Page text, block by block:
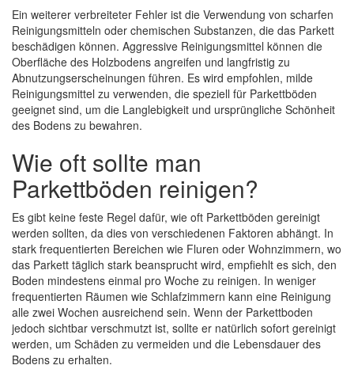
Ein weiterer verbreiteter Fehler ist die Verwendung von scharfen
Reinigungsmitteln oder chemischen Substanzen, die das Parkett
beschädigen können. Aggressive Reinigungsmittel können die
Oberfläche des Holzbodens angreifen und langfristig zu
Abnutzungserscheinungen führen. Es wird empfohlen, milde
Reinigungsmittel zu verwenden, die speziell für Parkettböden
geeignet sind, um die Langlebigkeit und ursprüngliche Schönheit
des Bodens zu bewahren.
Wie oft sollte man
Parkettböden reinigen?
Es gibt keine feste Regel dafür, wie oft Parkettböden gereinigt
werden sollten, da dies von verschiedenen Faktoren abhängt. In
stark frequentierten Bereichen wie Fluren oder Wohnzimmern, wo
das Parkett täglich stark beansprucht wird, empfiehlt es sich, den
Boden mindestens einmal pro Woche zu reinigen. In weniger
frequentierten Räumen wie Schlafzimmern kann eine Reinigung
alle zwei Wochen ausreichend sein. Wenn der Parkettboden
jedoch sichtbar verschmutzt ist, sollte er natürlich sofort gereinigt
werden, um Schäden zu vermeiden und die Lebensdauer des
Bodens zu erhalten.